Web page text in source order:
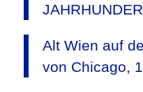
Alt Wien auf
von Chicago,